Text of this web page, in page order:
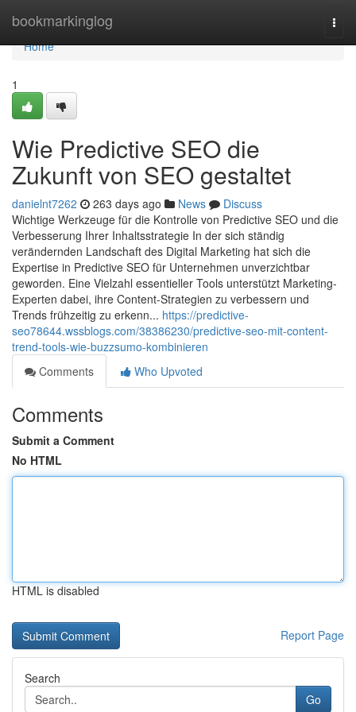
bookmarkinglog
Home
Home
1
Wie Predictive SEO die
Zukunft von SEO gestaltet
danielnt7262 263 days ago News
Discuss
Wichtige Werkzeuge für die Kontrolle von Predictive SEO und die
Verbesserung Ihrer Inhaltsstrategie In der sich ständig
verändernden Landschaft des Digital Marketing hat sich die
Expertise in Predictive SEO für Unternehmen unverzichtbar
geworden. Eine Vielzahl essentieller Tools unterstützt Marketing-
Experten dabei, ihre Content-Strategien zu verbessern und
Trends frühzeitig zu erkenn... https://predictive-
seo78644.wssblogs.com/38386230/predictive-seo-mit-content-
trend-tools-wie-buzzsumo-kombinieren
Comments
Who Upvoted
Comments
Submit a Comment
No HTML
HTML is disabled
Report Page
Search
Go